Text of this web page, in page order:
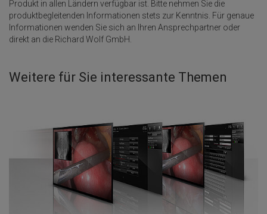
Produkt in allen Ländern verfügbar ist. Bitte nehmen Sie die
produktbegleitenden Informationen stets zur Kenntnis. Für genaue
Informationen wenden Sie sich an Ihren Ansprechpartner oder
direkt an die Richard Wolf GmbH.
Weitere für Sie interessante Themen